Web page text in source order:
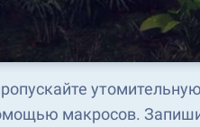
макросов.